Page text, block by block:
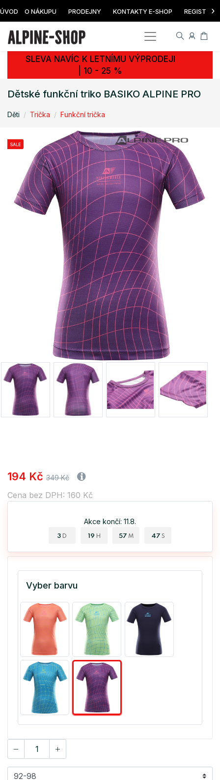
ÚVOD O NÁKUPU PRODEJNY KONTAKTY E-SHOP ›
SLEVA NAVÍC K LETNÍMU VÝPRODEJI
| 10 - 25 %
Dětské funkční triko BASIKO ALPINE PRO
Děti Trička Funkční trička
SALE
194 Kč 349 Kč
Cena bez DPH: 160 Kč
Akce končí: 11.8.
3 D 19 H 57 M 47 S
Vyber barvu